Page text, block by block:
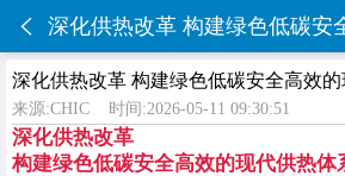
深化供热改革 构建绿色低碳安全高效
来源:CHIC 时间:2026-05-11 09:30:51
深化供热改革
构建绿色低碳安全高效的现代供热体